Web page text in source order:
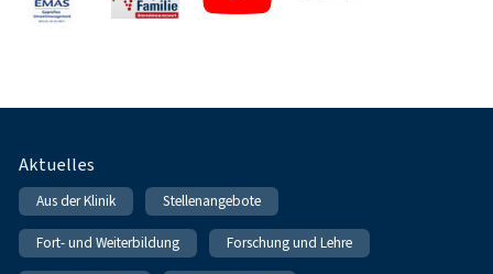
Fußnavigation
Aktuelles
Aus der Klinik Stellenangebote
Fort- und Weiterbildung Forschung und Lehre